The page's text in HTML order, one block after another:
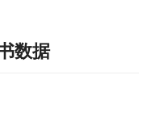
数据